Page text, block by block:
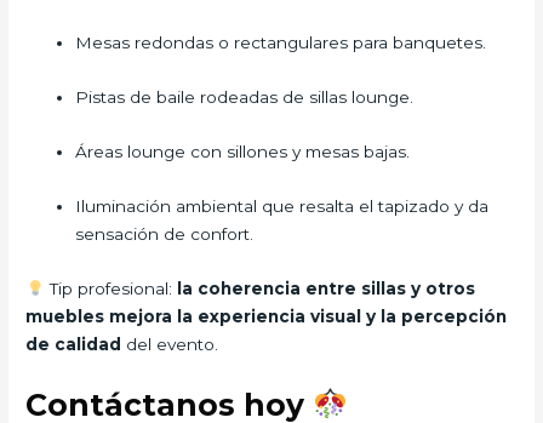
Mesas redondas o rectangulares para banquetes.
Pistas de baile rodeadas de sillas lounge.
Áreas lounge con sillones y mesas bajas.
Iluminación ambiental que resalta el tapizado y da
sensación de confort.
Tip profesional:
la coherencia entre sillas y otros
muebles mejora la experiencia visual y la percepción
de calidad del evento.
Contáctanos hoy